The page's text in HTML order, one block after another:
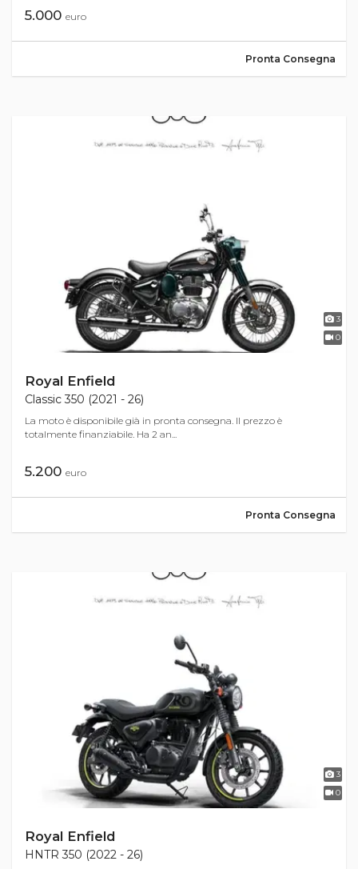
5.000 euro
Pronta Consegna
3
0
Royal Enfield
Classic 350 (2021 - 26)
La moto è disponibile già in pronta consegna. Il prezzo è
totalmente finanziabile. Ha 2 an...
5.200 euro
Pronta Consegna
3
0
Royal Enfield
HNTR 350 (2022 - 26)